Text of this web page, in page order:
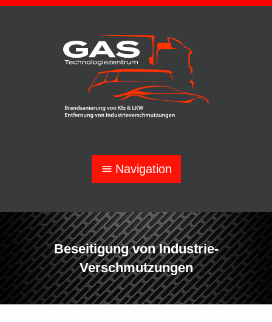
menu Navigation
Beseitigung von Industrie-
Verschmutzungen